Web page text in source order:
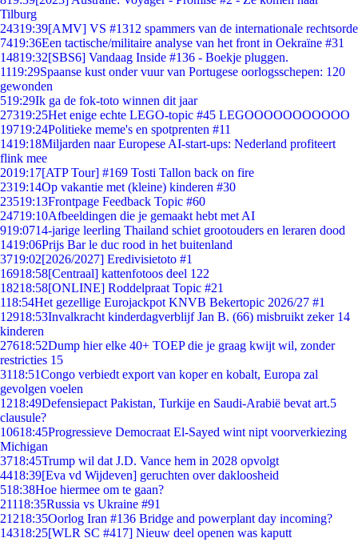
Tilburg
24319:39[AMV] VS #1312 spammers van de internationale rechtsorde
7419:36Een tactische/militaire analyse van het front in Oekraïne #31
14819:32[SBS6] Vandaag Inside #136 - Boekje pluggen.
1119:29Spaanse kust onder vuur van Portugese oorlogsschepen: 120
gewonden
519:29Ik ga de fok-toto winnen dit jaar
27319:25Het enige echte LEGO-topic #45 LEGOOOOOOOOOOO
19719:24Politieke meme's en spotprenten #11
1419:18Miljarden naar Europese AI-start-ups: Nederland profiteert
flink mee
2019:17[ATP Tour] #169 Tosti Tallon back on fire
2319:14Op vakantie met (kleine) kinderen #30
23519:13Frontpage Feedback Topic #60
24719:10Afbeeldingen die je gemaakt hebt met AI
919:0714-jarige leerling Thailand schiet grootouders en leraren dood
1419:06Prijs Bar le duc rood in het buitenland
3719:02[2026/2027] Eredivisietoto #1
16918:58[Centraal] kattenfotoos deel 122
18218:58[ONLINE] Roddelpraat Topic #21
118:54Het gezellige Eurojackpot KNVB Bekertopic 2026/27 #1
12918:53Invalkracht kinderdagverblijf Jan B. (66) misbruikt zeker 14
kinderen
27618:52Dump hier elke 40+ TOEP die je graag kwijt wil, zonder
restricties 15
3118:51Congo verbiedt export van koper en kobalt, Europa zal
gevolgen voelen
1218:49Defensiepact Pakistan, Turkije en Saudi-Arabië bevat art.5
clausule?
10618:45Progressieve Democraat El-Sayed wint nipt voorverkiezing
Michigan
3718:45Trump wil dat J.D. Vance hem in 2028 opvolgt
4418:39[Eva vd Wijdeven] geruchten over dakloosheid
518:38Hoe hiermee om te gaan?
21118:35Russia vs Ukraine #91
21218:35Oorlog Iran #136 Bridge and powerplant day incoming?
14318:25[WLR SC #417] Nieuw deel openen was kaputt